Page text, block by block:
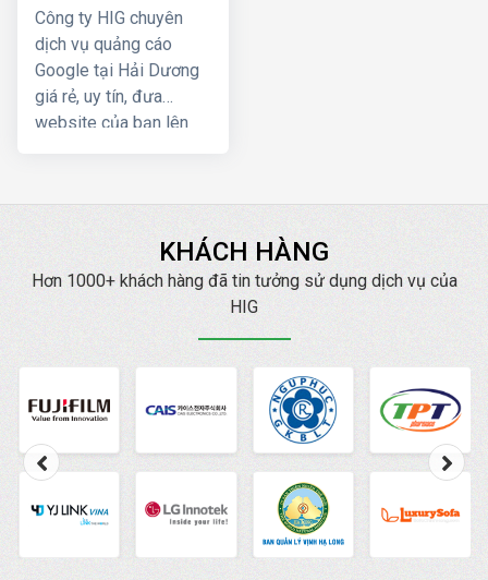
Dương giá rẻ
Công ty HIG chuyên
dịch vụ quảng cáo
Google tại Hải Dương
giá rẻ, uy tín, đưa
website của bạn lên
nhanh chóng với chi phí
KHÁCH HÀNG
Hơn 1000+ khách hàng đã tin tưởng sử dụng dịch vụ của
HIG